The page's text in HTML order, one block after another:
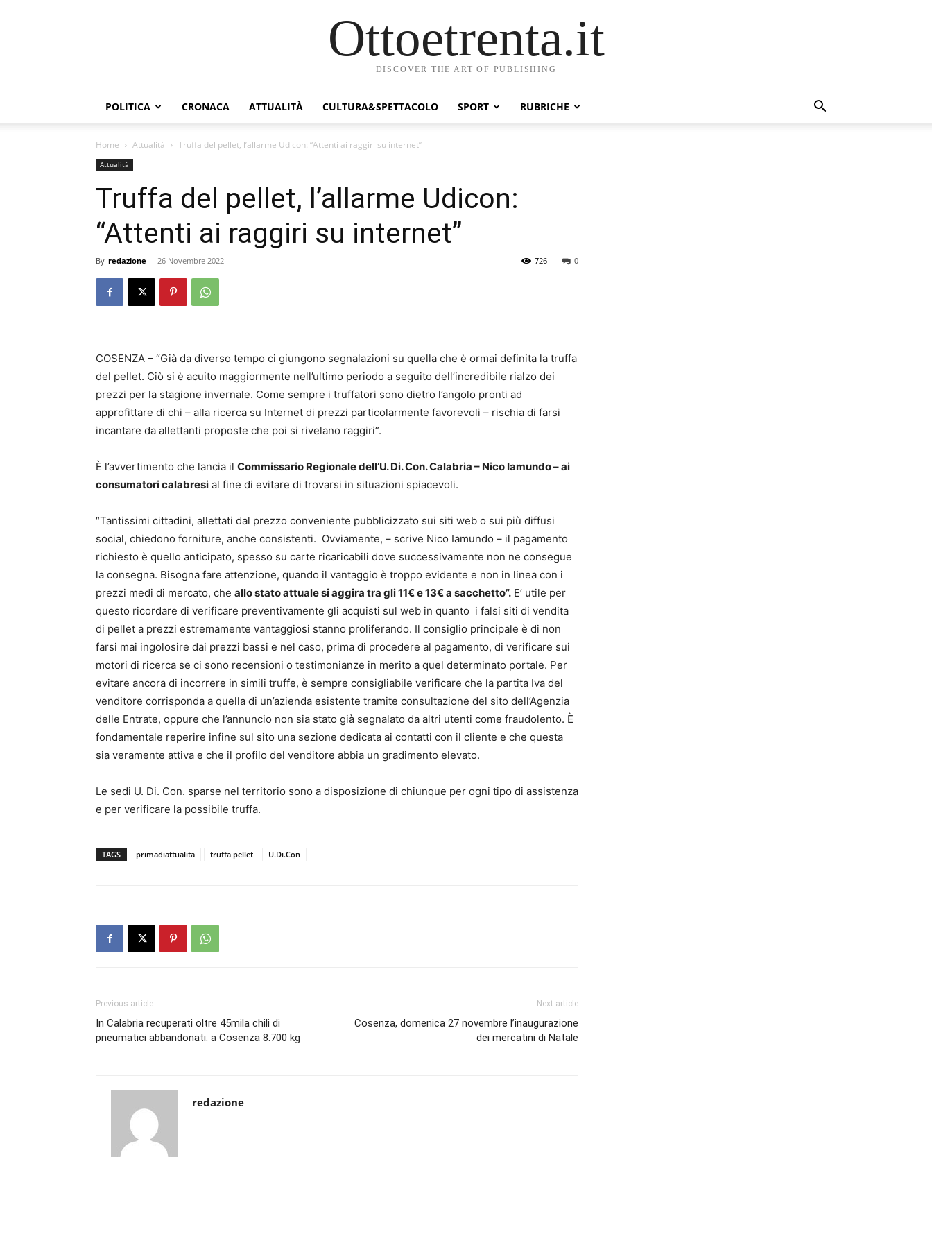
Ottoetrenta.it
DISCOVER THE ART OF PUBLISHING
POLITICA CRONACA ATTUALITÀ CULTURA&SPETTACOLO SPORT RUBRICHE
Home Attualità Truffa del pellet, l’allarme Udicon: “Attenti ai raggiri su internet”
Attualità
Truffa del pellet, l’allarme Udicon:
“Attenti ai raggiri su internet”
By redazione - 26 Novembre 2022 0
726
COSENZA – “Già da diverso tempo ci giungono segnalazioni su quella che è ormai definita la truffa
del pellet. Ciò si è acuito maggiormente nell’ultimo periodo a seguito dell’incredibile rialzo dei
prezzi per la stagione invernale. Come sempre i truffatori sono dietro l’angolo pronti ad
approfittare di chi – alla ricerca su Internet di prezzi particolarmente favorevoli – rischia di farsi
incantare da allettanti proposte che poi si rivelano raggiri”.
È l’avvertimento che lancia il Commissario Regionale dell’U. Di. Con. Calabria – Nico Iamundo – ai
consumatori calabresi al fine di evitare di trovarsi in situazioni spiacevoli.
“Tantissimi cittadini, allettati dal prezzo conveniente pubblicizzato sui siti web o sui più diffusi
social, chiedono forniture, anche consistenti. Ovviamente, – scrive Nico Iamundo – il pagamento
richiesto è quello anticipato, spesso su carte ricaricabili dove successivamente non ne consegue
la consegna. Bisogna fare attenzione, quando il vantaggio è troppo evidente e non in linea con i
prezzi medi di mercato, che allo stato attuale si aggira tra gli 11€ e 13€ a sacchetto”. E’ utile per
questo ricordare di verificare preventivamente gli acquisti sul web in quanto i falsi siti di vendita
di pellet a prezzi estremamente vantaggiosi stanno proliferando. Il consiglio principale è di non
farsi mai ingolosire dai prezzi bassi e nel caso, prima di procedere al pagamento, di verificare sui
motori di ricerca se ci sono recensioni o testimonianze in merito a quel determinato portale. Per
evitare ancora di incorrere in simili truffe, è sempre consigliabile verificare che la partita Iva del
venditore corrisponda a quella di un’azienda esistente tramite consultazione del sito dell’Agenzia
delle Entrate, oppure che l’annuncio non sia stato già segnalato da altri utenti come fraudolento. È
fondamentale reperire infine sul sito una sezione dedicata ai contatti con il cliente e che questa
sia veramente attiva e che il profilo del venditore abbia un gradimento elevato.
Le sedi U. Di. Con. sparse nel territorio sono a disposizione di chiunque per ogni tipo di assistenza
e per verificare la possibile truffa.
TAGS primadiattualita truffa pellet U.Di.Con
Previous article
In Calabria recuperati oltre 45mila chili di
pneumatici abbandonati: a Cosenza 8.700 kg
Next article
Cosenza, domenica 27 novembre l’inaugurazione
dei mercatini di Natale
redazione